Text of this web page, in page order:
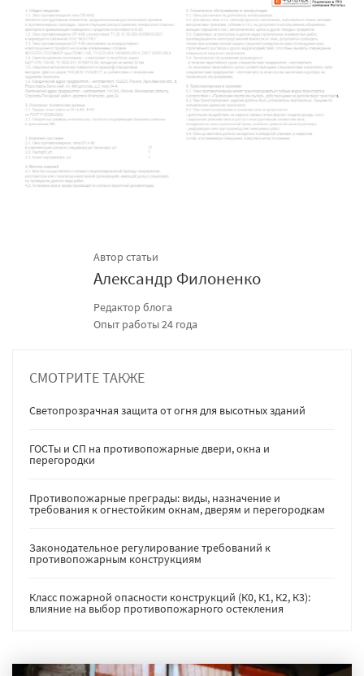
Автор статьи
Александр Филоненко
Редактор блога
Опыт работы 24 года
СМОТРИТЕ ТАКЖЕ
Светопрозрачная защита от огня для высотных зданий
ГОСТы и СП на противопожарные двери, окна и
перегородки
Противопожарные преграды: виды, назначение и
требования к огнестойким окнам, дверям и перегородкам
Законодательное регулирование требований к
противопожарным конструкциям
Класс пожарной опасности конструкций (К0, К1, К2, К3):
влияние на выбор противопожарного остекления